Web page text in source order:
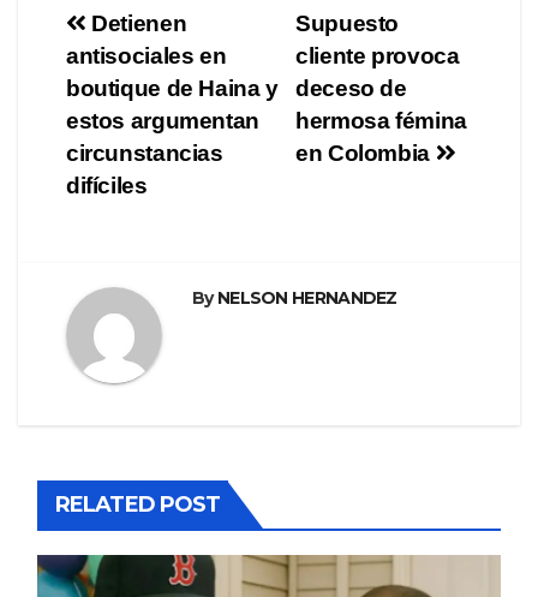
Navegación
de
entradas
Supuesto
cliente provoca
deceso de
hermosa fémina
en Colombia
Detienen
antisociales en
boutique de Haina y
estos argumentan
circunstancias
difíciles
ByNELSON HERNANDEZ
RELATED POST